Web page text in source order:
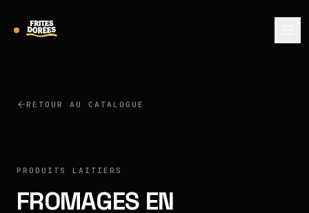
RETOUR AU CATALOGUE
PRODUITS LAITIERS
FROMAGES EN